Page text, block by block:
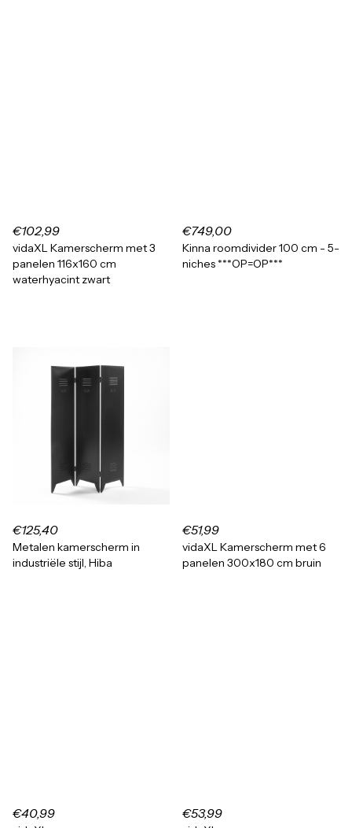
€102,99
vidaXL Kamerscherm met 3
panelen 116x160 cm
waterhyacint zwart
€749,00
Kinna roomdivider 100 cm - 5-
niches ***OP=OP***
€125,40
Metalen kamerscherm in
industriële stijl, Hiba
€51,99
vidaXL Kamerscherm met 6
panelen 300x180 cm bruin
€40,99 €53,99